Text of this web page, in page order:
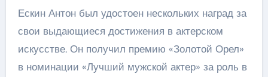
Ескин Антон был удостоен нескольких наград за
свои выдающиеся достижения в актерском
искусстве. Он получил премию «Золотой Орел»
в номинации «Лучший мужской актер» за роль в